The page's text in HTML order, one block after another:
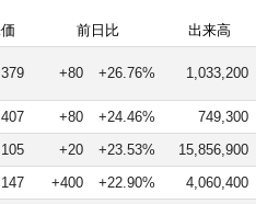
前日比 出来高
379 +80 +26.76% 1,033,200
407 +80 +24.46%
749,300
105 +20 +23.53%
15,856,900
+400 +22.90% 4,060,400